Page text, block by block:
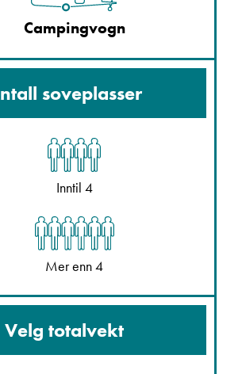
Campingvogn
soveplasser
Inntil 4
Mer enn 4
Velg totalvekt